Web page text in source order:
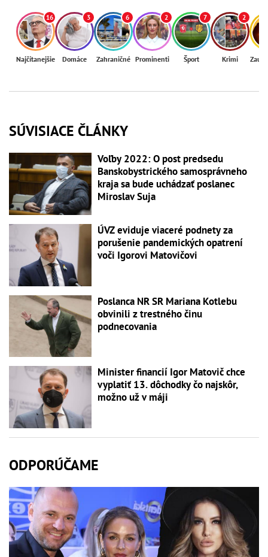
16
Najčítanejšie
3
Domáce
6
Zahraničné
2
Prominenti
7
Šport
2
Krimi
SÚVISIACE ČLÁNKY
Voľby 2022: O post predsedu
Banskobystrického samosprávneho
kraja sa bude uchádzať poslanec
Miroslav Suja
ÚVZ eviduje viaceré podnety za
porušenie pandemických opatrení
voči Igorovi Matovičovi
Poslanca NR SR Mariana Kotlebu
obvinili z trestného činu
podnecovania
Minister financií Igor Matovič chce
vyplatiť 13. dôchodky čo najskôr,
možno už v máji
ODPORÚČAME